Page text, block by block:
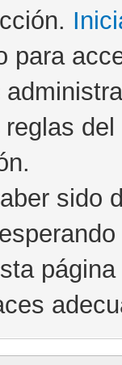
para
sido